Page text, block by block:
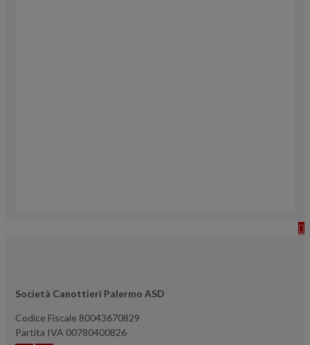
Società Canottieri Palermo ASD
Codice Fiscale 80043670829
Partita IVA 00780400826